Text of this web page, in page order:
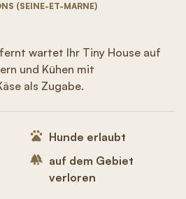
(SEINE-ET-MARNE)
wartet Ihr Tiny House auf
und Kühen mit
als Zugabe.
Hunde erlaubt
auf dem Gebiet
verloren